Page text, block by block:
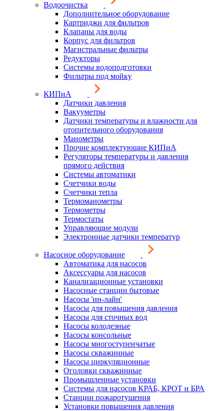
Водоочистка
Дополнительное оборудование
Картриджи для фильтров
Клапаны для воды
Корпус для фильтров
Магистральные фильтры
Редукторы
Системы водоподготовки
Фильтры под мойку
КИПиА
Датчики давления
Вакууметры
Датчики температуры и влажности для
отопительного оборудования
Манометры
Прочие комплектующие КИПиА
Регуляторы температуры и давления
прямого действия
Системы автоматики
Счетчики воды
Счетчики тепла
Термоманометры
Термометры
Термостаты
Управляющие модули
Электронные датчики температур
Насосное оборудование
Автоматика для насосов
Аксессуары для насосов
Канализационные установки
Насосные станции бытовые
Насосы 'ин-лайн'
Насосы для повышения давления
Насосы для сточных вод
Насосы колодезные
Насосы консольные
Насосы многоступенчатые
Насосы скважинные
Насосы циркуляционные
Оголовки скважинные
Промышленные установки
Системы для насосов КРАБ, КРОТ и БРА
Станции пожаротушения
Установки повышения давления